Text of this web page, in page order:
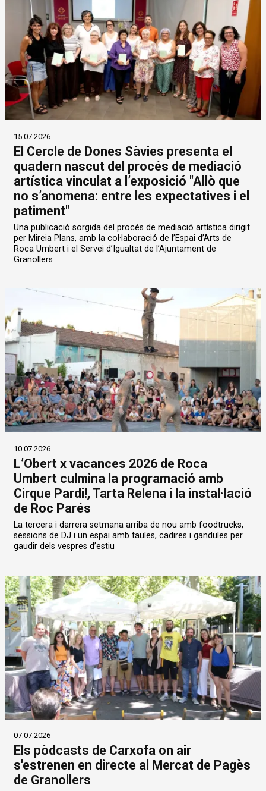
15.07.2026
El Cercle de Dones Sàvies presenta el
quadern nascut del procés de mediació
artística vinculat a l’exposició "Allò que
no s’anomena: entre les expectatives i el
patiment"
Una publicació sorgida del procés de mediació artística dirigit
per Mireia Plans, amb la col·laboració de l’Espai d’Arts de
Roca Umbert i el Servei d’Igualtat de l’Ajuntament de
Granollers
10.07.2026
L’Obert x vacances 2026 de Roca
Umbert culmina la programació amb
Cirque Pardi!, Tarta Relena i la instal·lació
de Roc Parés
La tercera i darrera setmana arriba de nou amb foodtrucks,
sessions de DJ i un espai amb taules, cadires i gandules per
gaudir dels vespres d’estiu
07.07.2026
Els pòdcasts de Carxofa on air
s'estrenen en directe al Mercat de Pagès
de Granollers